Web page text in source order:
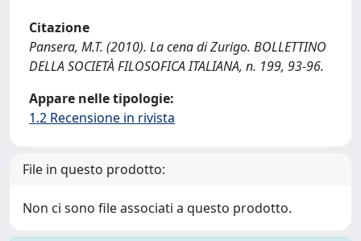
Citazione
Pansera, M.T. (2010). La cena di Zurigo. BOLLETTINO
DELLA SOCIETÀ FILOSOFICA ITALIANA, n. 199, 93-96.
Appare nelle tipologie:
1.2 Recensione in rivista
File in questo prodotto:
Non ci sono file associati a questo prodotto.